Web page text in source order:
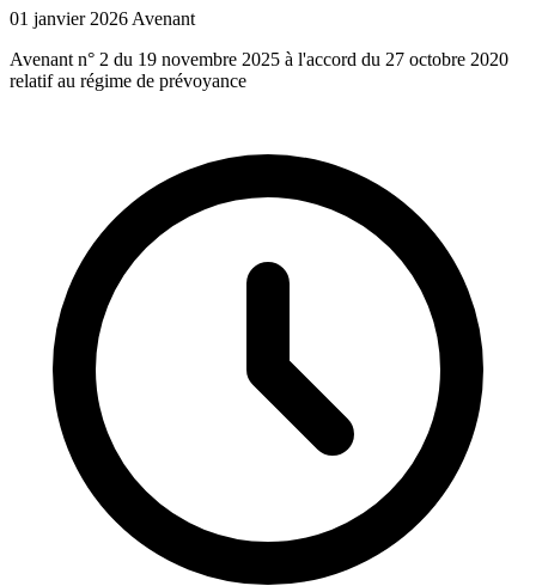
01 janvier 2026 Avenant
Avenant n° 2 du 19 novembre 2025 à l'accord du 27 octobre 2020
relatif au régime de prévoyance